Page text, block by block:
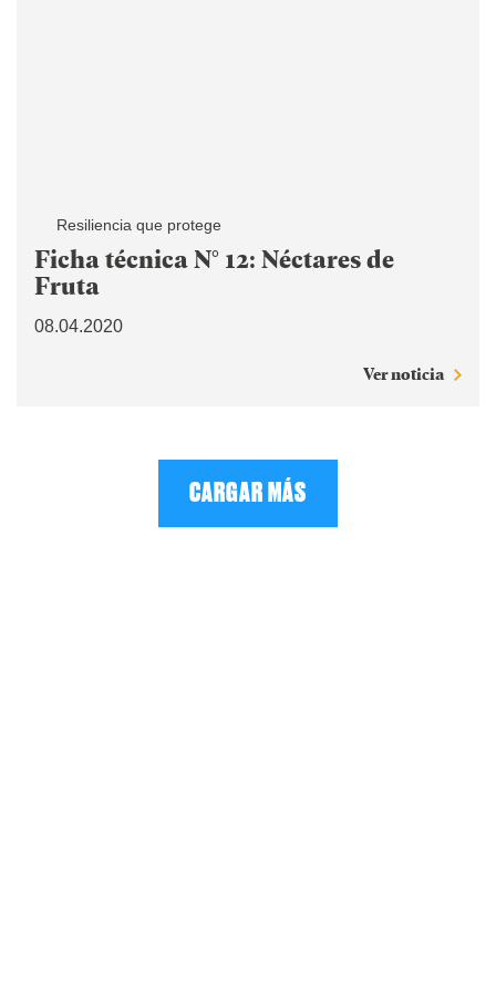
Resiliencia que protege
Ficha técnica N° 12: Néctares de
Fruta
08.04.2020
Ver noticia
CARGAR MÁS